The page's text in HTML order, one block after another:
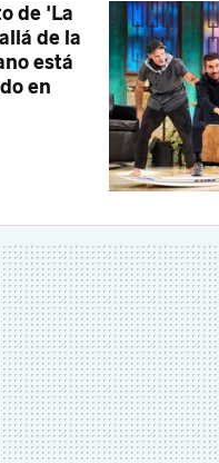
de 'La
de la
está
en